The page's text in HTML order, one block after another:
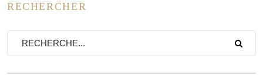
RECHERCHER